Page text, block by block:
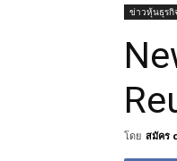
ข่าวหุ้นธุรกิ
โดย สมัคร